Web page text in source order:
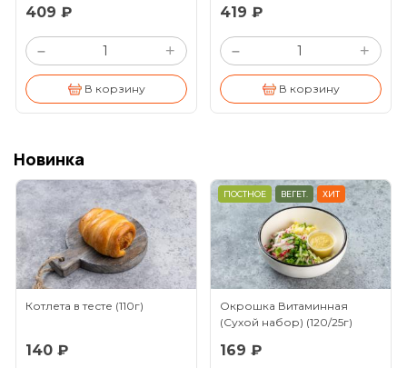
409 ₽
– +
В корзину
419 ₽
– +
В корзину
Новинка
Котлета в тесте (110г)
140 ₽
ПОСТНОЕ ВЕГЕТ. ХИТ
Окрошка Витаминная
(Сухой набор) (120/25г)
169 ₽